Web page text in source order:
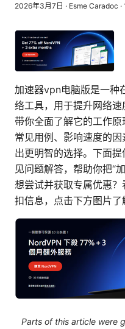
2026年3月7日 · Esme Caradoc ·
加速器vpn电脑版是一种
络工具，用于提升网络
带你全面了解它的工作原
常见用例、影响速度的
出更明智的选择。下面
见问题解答，帮助你把“
想尝试并获取专属优惠
扣信息，点击下方图片了
Parts of this article were